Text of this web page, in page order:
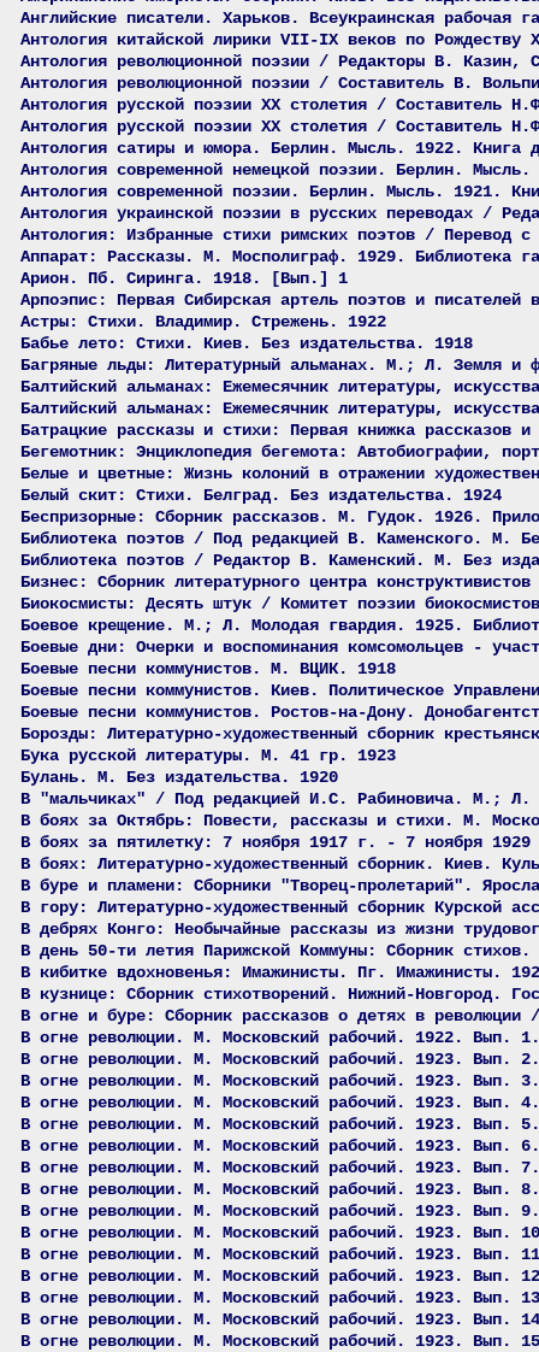
Английские писатели. Харьков. Всеукраинская рабочая
Антология китайской лирики VII-IX веков по
Антология революционной поэзии / Редакторы В.
Антология революционной поэзии / Составитель В.
Антология русской поэзии ХХ столетия / Составитель
Антология русской поэзии ХХ столетия /
Антология сатиры и юмора. Берлин. Мысль. 1922. Книга
Антология современной немецкой поэзии. Берлин.
Антология современной поэзии. Берлин. Мысль. 1921.
Антология украинской поэзии в русских переводах /
Антология: Избранные стихи римских поэтов / Перевод
Аппарат: Рассказы. М. Мосполиграф. 1929. Библиотека
Арион. Пб. Сиринга. 1918. [Вып.] 1
Арпоэпис: Первая Сибирская артель поэтов и
Астры: Стихи. Владимир. Стрежень. 1922
Бабье лето: Стихи. Киев. Без издательства. 1918
Багряные льды: Литературный альманах. М.; Л. Земля и
Балтийский альманах: Ежемесячник литературы,
Балтийский альманах: Ежемесячник литературы,
Батрацкие рассказы и стихи: Первая книжка
Бегемотник: Энциклопедия бегемота: Автобиографии,
Белые и цветные: Жизнь колоний в отражении
Белый скит: Стихи. Белград. Без издательства. 1924
Беспризорные: Сборник рассказов. М. Гудок. 1926.
Библиотека поэтов / Под редакцией В. Каменского. М.
Библиотека поэтов / Редактор В. Каменский. М. Без
Бизнес: Сборник литературного центра
Биокосмисты: Десять штук / Комитет поэзии
Боевое крещение. М.; Л. Молодая гвардия. 1925.
Боевые дни: Очерки и воспоминания комсомольцев -
Боевые песни коммунистов. М. ВЦИК. 1918
Боевые песни коммунистов. Киев. Политическое
Боевые песни коммунистов. Ростов-на-Дону.
Борозды: Литературно-художественный сборник
Бука русской литературы. М. 41 гр. 1923
Булань. М. Без издательства. 1920
В "мальчиках" / Под редакцией И.С. Рабиновича. М.; Л.
В боях за Октябрь: Повести, рассказы и стихи. М.
В боях за пятилетку: 7 ноября 1917 г. - 7 ноября
В боях: Литературно-художественный сборник. Киев.
В буре и пламени: Сборники "Творец-пролетарий".
В гору: Литературно-художественный сборник Курской
В дебрях Конго: Необычайные рассказы из жизни
В день 50-ти летия Парижской Коммуны: Сборник стихов.
В кибитке вдохновенья: Имажинисты. Пг. Имажинисты.
В кузнице: Сборник стихотворений. Нижний-Новгород.
В огне и буре: Сборник рассказов о детях в
В огне революции. М. Московский рабочий. 1922. Вып.
В огне революции. М. Московский рабочий. 1923. Вып.
В огне революции. М. Московский рабочий. 1923. Вып.
В огне революции. М. Московский рабочий. 1923. Вып.
В огне революции. М. Московский рабочий. 1923. Вып.
В огне революции. М. Московский рабочий. 1923. Вып.
В огне революции. М. Московский рабочий. 1923. Вып.
В огне революции. М. Московский рабочий. 1923. Вып.
В огне революции. М. Московский рабочий. 1923. Вып.
В огне революции. М. Московский рабочий. 1923. Вып.
В огне революции. М. Московский рабочий. 1923. Вып.
В огне революции. М. Московский рабочий. 1923. Вып.
В огне революции. М. Московский рабочий. 1923. Вып.
В огне революции. М. Московский рабочий. 1923. Вып.
В огне революции. М. Московский рабочий. 1923. Вып.